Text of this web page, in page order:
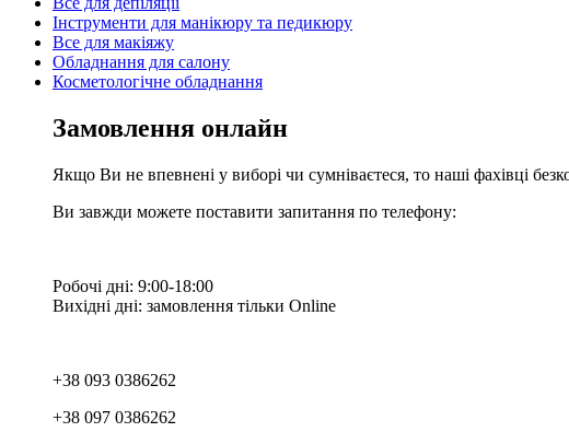
Інструменти для манікюру та педикюру
Все для макіяжу
Обладнання для салону
Косметологічне обладнання
Замовлення онлайн
Якщо Ви не впевнені у виборі чи сумніваєтеся, то наші фахівці
Ви завжди можете поставити запитання по телефону:
Робочі дні: 9:00-18:00
Вихідні дні: замовлення тільки Online
+38 093 0386262
+38 097 0386262